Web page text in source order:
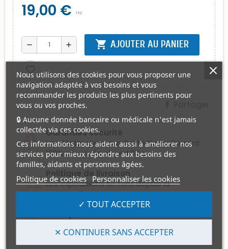
19,00 € TTC
remove add shopping_cart AJOUTER AU PANIER
favorite_border
Garanties sécurité
Les Règlements par Carte Bancaire sont
100% sécurisés et certifiés.
Politique de livraison
Les expéditions se font depuis la
Normandie.
sont neufs, non marqués et non portés.
Nous utilisons des cookies pour vous proposer une
navigation adaptée à vos besoins et vous
recommander les produits les plus pertinents pour
vous ou vos proches.
🔒 Aucune donnée bancaire ou médicale n'est jamais
collectée via ces cookies.
Ces informations nous aident aussi à améliorer nos
services pour mieux répondre aux besoins des
familles, aidants et personnes âgées.
Politique de cookies Personnaliser les cookies
✕ CONTINUER SANS ACCEPTER
✓ TOUT ACCEPTER